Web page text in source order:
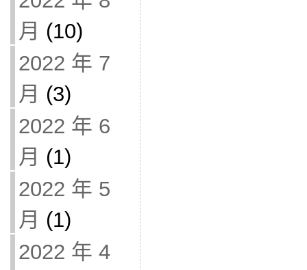
月 (10)
2022 年 7
月 (3)
2022 年 6
月 (1)
2022 年 5
月 (1)
2022 年 4